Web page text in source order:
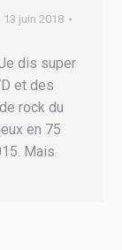
13 juin 2018
Je dis super
et des
rock du
en 75
Mais